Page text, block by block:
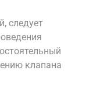
следует
клапана